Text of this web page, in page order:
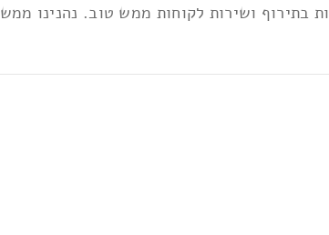
בתירוף ושירות לקוחות ממש טוב. נהנינו ממש